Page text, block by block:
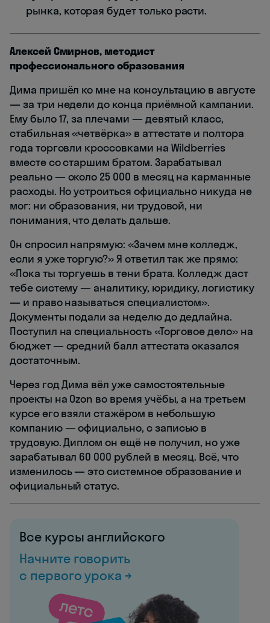
рынка, которая будет только расти.
Алексей Смирнов, методист
профессионального образования
Дима пришёл ко мне на консультацию в августе
— за три недели до конца приёмной кампании.
Ему было 17, за плечами — девятый класс,
стабильная «четвёрка» в аттестате и полтора
года торговли кроссовками на Wildberries
вместе со старшим братом. Зарабатывал
реально — около 25 000 в месяц на карманные
расходы. Но устроиться официально никуда не
мог: ни образования, ни трудовой, ни
понимания, что делать дальше.
Он спросил напрямую: «Зачем мне колледж,
если я уже торгую?» Я ответил так же прямо:
«Пока ты торгуешь в тени брата. Колледж даст
тебе систему — аналитику, юридику, логистику
— и право называться специалистом».
Документы подали за неделю до дедлайна.
Поступил на специальность «Торговое дело» на
бюджет — средний балл аттестата оказался
достаточным.
Через год Дима вёл уже самостоятельные
проекты на Ozon во время учёбы, а на третьем
курсе его взяли стажёром в небольшую
компанию — официально, с записью в
трудовую. Диплом он ещё не получил, но уже
зарабатывал 60 000 рублей в месяц. Всё, что
изменилось — это системное образование и
официальный статус.
Все курсы английского
Начните говорить
с первого урока →